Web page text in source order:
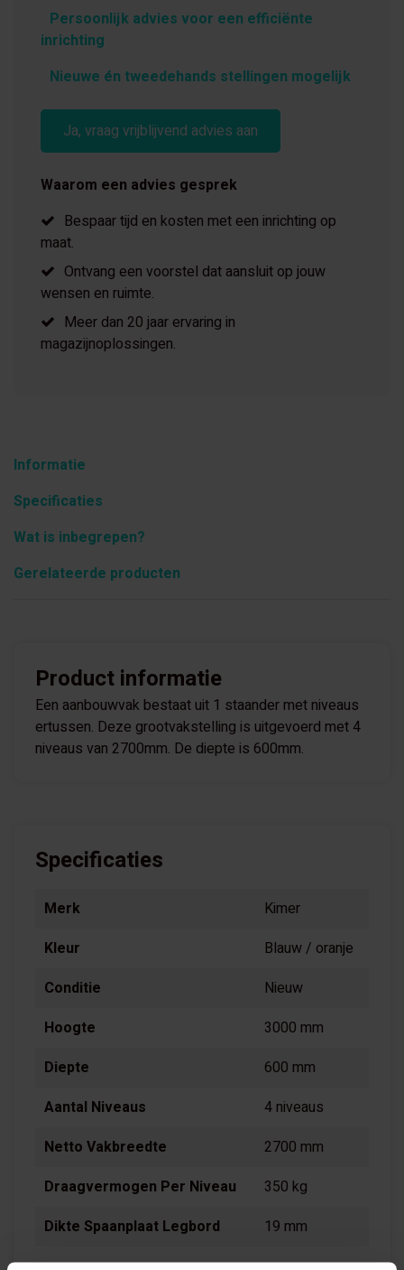
Persoonlijk advies voor een efficiënte
inrichting
Nieuwe én tweedehands stellingen mogelijk
Ja, vraag vrijblijvend advies aan
Waarom een advies gesprek
Bespaar tijd en kosten met een inrichting op
maat.
Ontvang een voorstel dat aansluit op jouw
wensen en ruimte.
Meer dan 20 jaar ervaring in
magazijnoplossingen.
Informatie
Specificaties
Wat is inbegrepen?
Gerelateerde producten
Product informatie
Een aanbouwvak bestaat uit 1 staander met niveaus
ertussen. Deze grootvakstelling is uitgevoerd met 4
niveaus van 2700mm. De diepte is 600mm.
Specificaties
Merk
Kimer
Kleur
Blauw / oranje
Conditie
Nieuw
Hoogte
3000 mm
Diepte
600 mm
Aantal Niveaus
4 niveaus
Netto Vakbreedte
2700 mm
Draagvermogen Per Niveau
350 kg
Dikte Spaanplaat Legbord
19 mm